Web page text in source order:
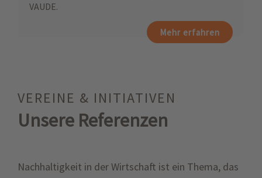
VAUDE.
Mehr erfahren
VEREINE & INITIATIVEN
Unsere Referenzen
Nachhaltigkeit in der Wirtschaft ist ein Thema, das